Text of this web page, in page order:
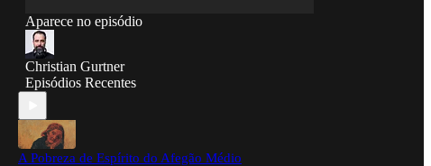
Aparece no episódio
Christian Gurtner
Episódios Recentes
A Pobreza de Espírito do Afegão Médio